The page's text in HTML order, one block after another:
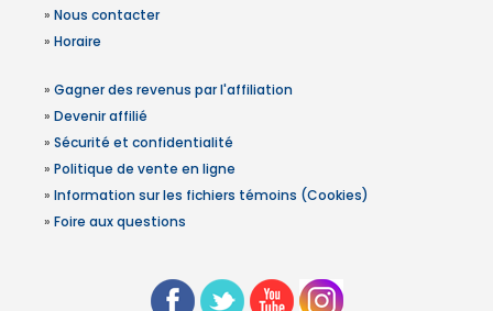
» Nous contacter
» Horaire
» Gagner des revenus par l'affiliation
» Devenir affilié
» Sécurité et confidentialité
» Politique de vente en ligne
» Information sur les fichiers témoins (Cookies)
» Foire aux questions